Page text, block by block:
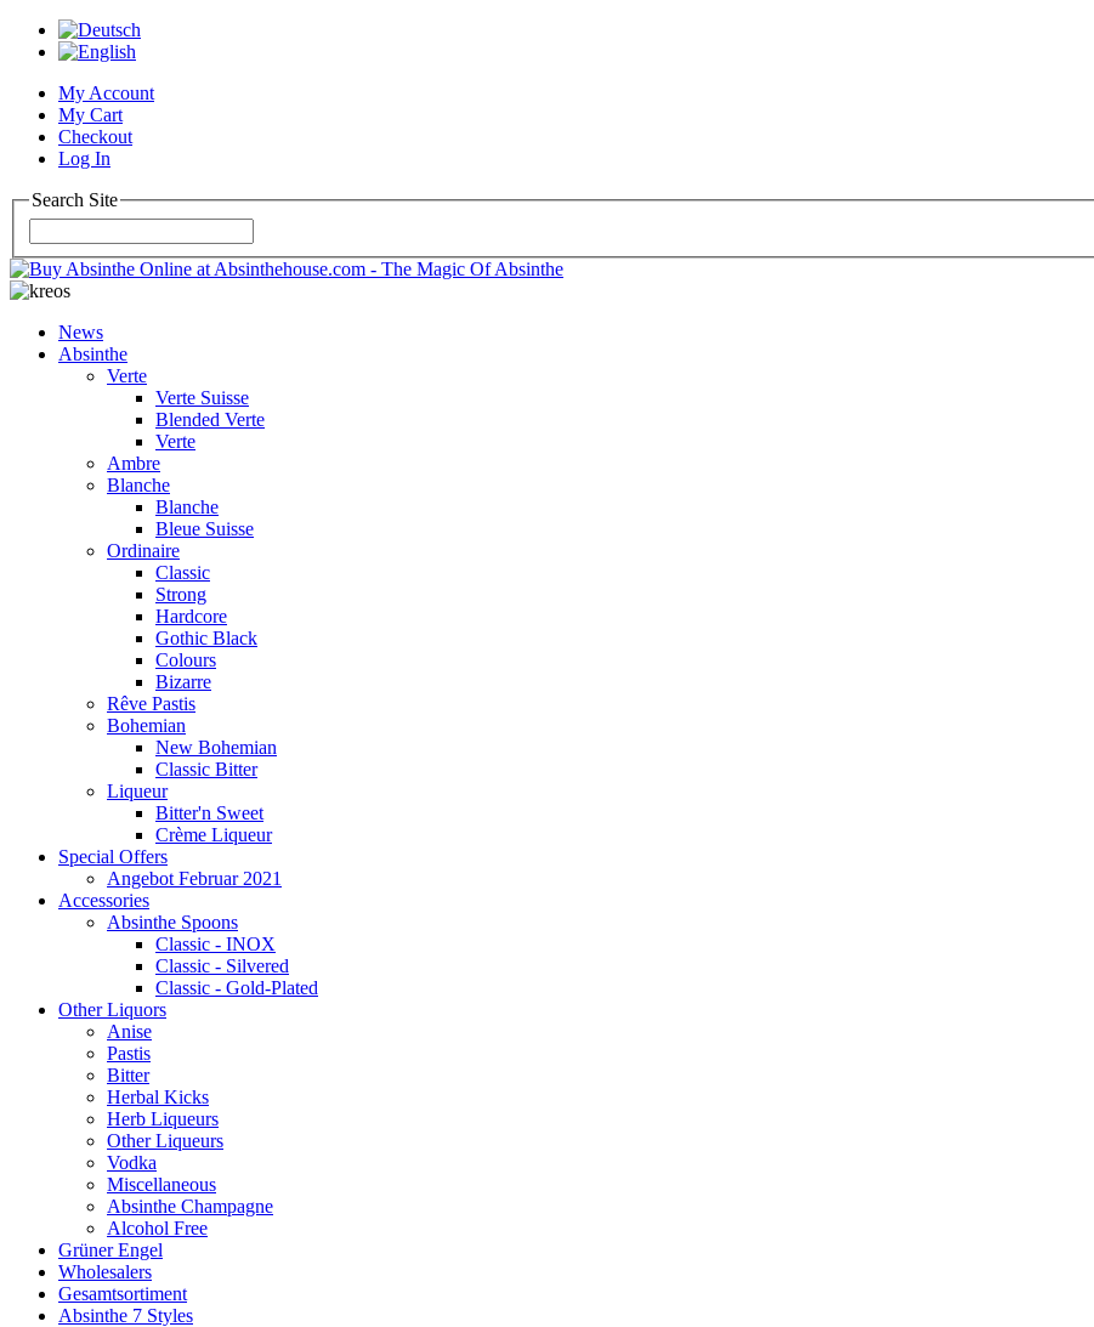
My Account
My Cart
Checkout
Log In
Search Site
News
Absinthe
Verte
Verte Suisse
Blended Verte
Verte
Ambre
Blanche
Blanche
Bleue Suisse
Ordinaire
Classic
Strong
Hardcore
Gothic Black
Colours
Bizarre
Rêve Pastis
Bohemian
New Bohemian
Classic Bitter
Liqueur
Bitter'n Sweet
Crème Liqueur
Special Offers
Angebot Februar 2021
Accessories
Absinthe Spoons
Classic - INOX
Classic - Silvered
Classic - Gold-Plated
Other Liquors
Anise
Pastis
Bitter
Herbal Kicks
Herb Liqueurs
Other Liqueurs
Vodka
Miscellaneous
Absinthe Champagne
Alcohol Free
Grüner Engel
Wholesalers
Gesamtsortiment
Absinthe 7 Styles